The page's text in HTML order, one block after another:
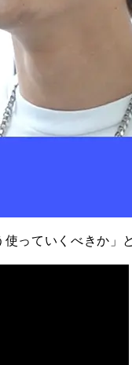
っていくべきか」